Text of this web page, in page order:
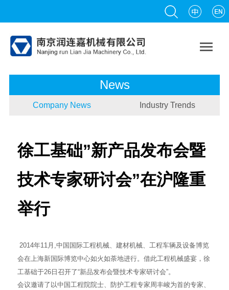

News
Company News Industry Trends
徐工基础”新产品发布会暨
技术专家研讨会”在沪隆重
举行
2014年11月,中国国际工程机械、建材机械、工程车辆及设备博览
会在上海新国际博览中心如火如荼地进行。借此工程机械盛宴，徐
工基础于26日召开了“新品发布会暨技术专家研讨会”。
会议邀请了以中国工程院院士、防护工程专家周丰峻为首的专家、